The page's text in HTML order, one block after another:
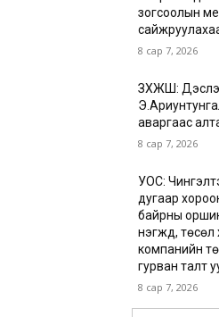
зогсоолын
8 сар 7, 2026
ЗХЖШ:
аваргаас
8 сар 7, 2026
УОС:
дугаар
байрны
нэгжүүд, төсөл
компанийн
гурван талт
8 сар 7, 2026